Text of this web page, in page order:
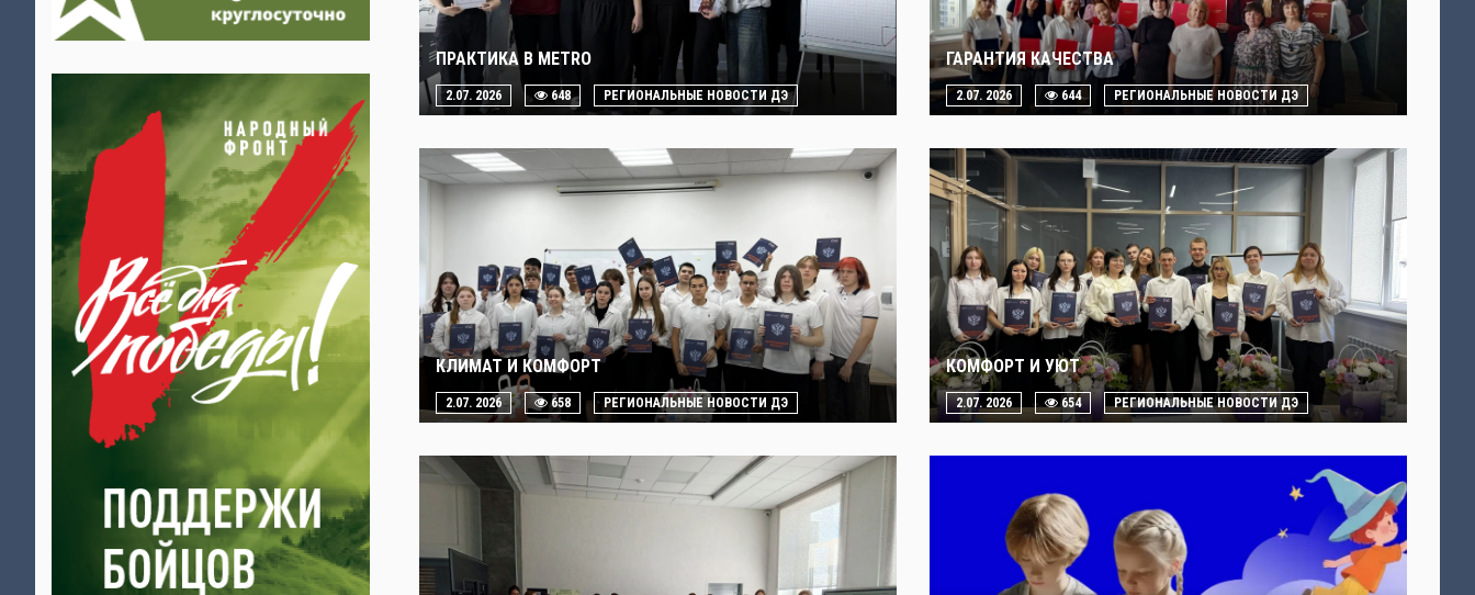
ПРАКТИКА В METRO
2.07. 2026 648 РЕГИОНАЛЬНЫЕ НОВОСТИ ДЭ
ГАРАНТИЯ КАЧЕСТВА
2.07. 2026 644 РЕГИОНАЛЬНЫЕ НОВОСТИ ДЭ
КЛИМАТ И КОМФОРТ
2.07. 2026 658 РЕГИОНАЛЬНЫЕ НОВОСТИ ДЭ
КОМФОРТ И УЮТ
2.07. 2026 654 РЕГИОНАЛЬНЫЕ НОВОСТИ ДЭ